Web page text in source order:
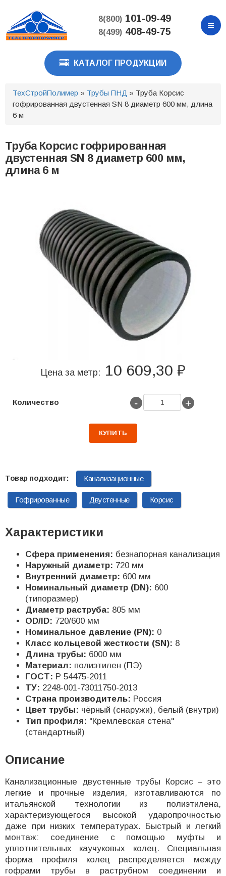
основному
содержанию
8(800)101-09-49
8(499)408-49-75
КАТАЛОГ ПРОДУКЦИИ
ТехСтройПолимер » Трубы ПНД » Труба Корсис
гофрированная двустенная SN 8 диаметр 600 мм, длина
6 м
Труба Корсис гофрированная
двустенная SN 8 диаметр 600 мм,
длина 6 м
Цена за метр: 10 609,30 ₽
Количество - +
КУПИТЬ
Канализационные
Гофрированные Двустенные Корсис
Характеристики
Сфера применения: безнапорная канализация
Наружный диаметр: 720 мм
Внутренний диаметр: 600 мм
Номинальный диаметр (DN): 600
(типоразмер)
Диаметр раструба: 805 мм
OD/ID: 720/600 мм
Номинальное давление (PN): 0
Класс кольцевой жесткости (SN): 8
Длина трубы: 6000 мм
Материал: полиэтилен (ПЭ)
ГОСТ: Р 54475-2011
ТУ: 2248-001-73011750-2013
Страна производитель: Россия
Цвет трубы: чёрный (снаружи), белый (внутри)
Тип профиля: "Кремлёвская стена"
(стандартный)
Описание
Канализационные двустенные трубы Корсис – это
легкие и прочные изделия, изготавливаются по
итальянской технологии из полиэтилена,
характеризующегося высокой ударопрочностью
даже при низких температурах. Быстрый и легкий
монтаж: соединение с помощью муфты и
уплотнительных каучуковых колец. Специальная
форма профиля колец распределяется между
гофрами трубы в раструбном соединении и